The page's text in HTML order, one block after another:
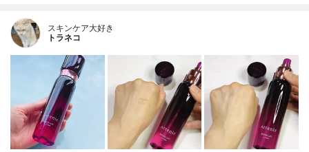
スキンケア大好き
トラネコ